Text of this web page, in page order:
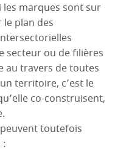
marques sont sur
plan des
secteur ou de filières
au travers de toutes
territoire, c’est le
co-construisent,
toutefois
: